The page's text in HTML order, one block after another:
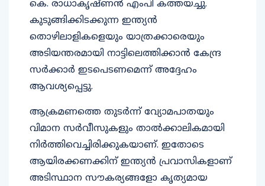
കെ. രാധാകൃഷ്ണന്‍ എംപി കത്തയച്ചു.
കുടുങ്ങിക്കിടക്കുന്ന ഇന്ത്യന്‍
തൊഴിലാളികളെയും യാത്രക്കാരെയും
അടിയന്തരമായി നാട്ടിലെത്തിക്കാന്‍ കേന്ദ്ര
സര്‍ക്കാര്‍ ഇടപെടണമെന്ന് അദ്ദേഹം
ആവശ്യപ്പെട്ടു.
ആക്രമണത്തെ തുടര്‍ന്ന് വ്യോമപാതയും
വിമാന സര്‍വീസുകളും താല്‍ക്കാലികമായി
നിര്‍ത്തിവെച്ചിരിക്കുകയാണ്. ഇതോടെ
ആയിരക്കണക്കിന് ഇന്ത്യന്‍ പ്രവാസികളാണ്
അടിസ്ഥാന സൗകര്യങ്ങളോ കൃത്യമായ